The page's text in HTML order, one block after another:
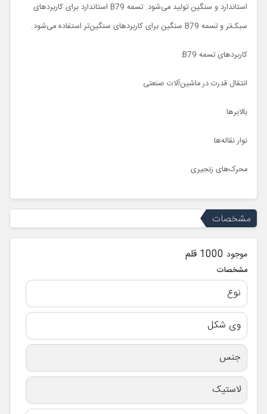
استاندارد و سنگین تولید می‌شود. تسمه B79 استاندارد برای کاربردهای
سبک‌تر و تسمه B79 سنگین برای کاربردهای سنگین‌تر استفاده می‌شود.
کاربردهای تسمه B79:
انتقال قدرت در ماشین‌آلات صنعتی
بالابرها
نوار نقاله‌ها
محرک‌های زنجیری
مشخصات
موجود 1000 قلم
مشخصات
نوع
وی شکل
جنس
لاستیک